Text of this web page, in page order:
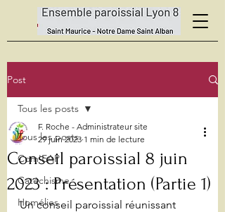
Post
Tous les posts
Com'EAP
Catéchisme
Homélies
Tous les posts
Conseil paroissial 8 juin
2023 : Présentation (Partie 1)
F. Roche - Administrateur site
29 juin 2023 1 min de lecture
Un conseil paroissial réunissant